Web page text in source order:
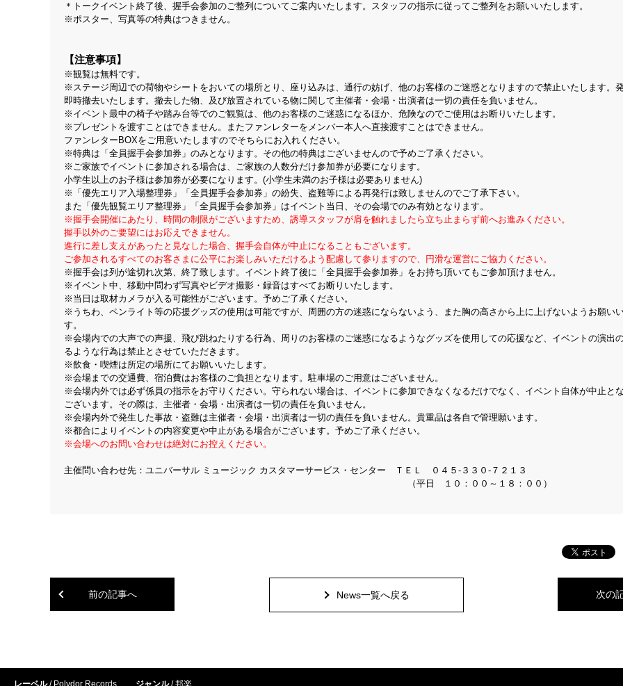
＊トークイベント終了後、握手会参加のご整列についてご案内いたします。スタッフの指示に従ってご整列をお願いいたします。
※ポスター、写真等の特典はつきません。
【注意事項】
※観覧は無料です。
※ステージ周辺での荷物やシートをおいての場所とり、座り込みは、通行の妨げ、他のお客様のご迷惑となりますので禁止いたします。発
即時撤去いたします。撤去した物、及び放置されている物に関して主催者・会場・出演者は一切の責任を負いません。
※イベント最中の椅子や踏み台等でのご観覧は、他のお客様のご迷惑になるほか、危険なのでご使用はお断りいたします。
※プレゼントを渡すことはできません。またファンレターをメンバー本人へ直接渡すことはできません。
ファンレターBOXをご用意いたしますのでそちらにお入れください。
※特典は「全員握手会参加券」のみとなります。その他の特典はございませんので予めご了承ください。
※ご家族でイベントに参加される場合は、ご家族の人数分だけ参加券が必要になります。
小学生以上のお子様は参加券が必要になります。(小学生未満のお子様は必要ありません)
※「優先エリア入場整理券」「全員握手会参加券」の紛失、盗難等による再発行は致しませんのでご了承下さい。
また「優先観覧エリア整理券」「全員握手会参加券」はイベント当日、その会場でのみ有効となります。
※握手会開催にあたり、時間の制限がございますため、誘導スタッフが肩を触れましたら立ち止まらず前へお進みください。
握手以外のご要望にはお応えできません。
進行に差し支えがあったと見なした場合、握手会自体が中止になることもございます。
ご参加されるすべてのお客さまに公平にお楽しみいただけるよう配慮して参りますので、円滑な運営にご協力ください。
※握手会は列が途切れ次第、終了致します。イベント終了後に「全員握手会参加券」をお持ち頂いてもご参加頂けません。
※イベント中、移動中問わず写真やビデオ撮影・録音はすべてお断りいたします。
※当日は取材カメラが入る可能性がございます。予めご了承ください。
※うちわ、ペンライト等の応援グッズの使用は可能ですが、周囲の方の迷惑にならないよう、また胸の高さから上に上げないようお願い
す。
※会場内での大声での声援、飛び跳ねたりする行為、周りのお客様のご迷惑になるようなグッズを使用しての応援など、イベントの演出
るような行為は禁止とさせていただきます。
※飲食・喫煙は所定の場所にてお願いいたします。
※会場までの交通費、宿泊費はお客様のご負担となります。駐車場のご用意はございません。
※会場内外では必ず係員の指示をお守りください。守られない場合は、イベントに参加できなくなるだけでなく、イベント自体が中止と
ございます。その際は、主催者・会場・出演者は一切の責任を負いません。
※会場内外で発生した事故・盗難は主催者・会場・出演者は一切の責任を負いません。貴重品は各自で管理願います。
※都合によりイベントの内容変更や中止がある場合がございます。予めご了承ください。
※会場へのお問い合わせは絶対にお控えください。
主催問い合わせ先：ユニバーサル ミュージック カスタマーサービス・センター ＴＥＬ ０４５-３３０-７２１３
（平日 １０：００～１８：００）
前の記事へ 次の
News一覧へ戻る